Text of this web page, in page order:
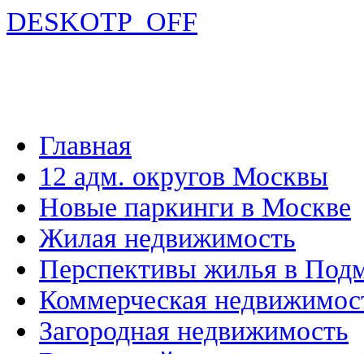
DESKOTP_OFF
Главная
12 адм. округов Москвы
Новые паркинги в Москве
Жилая недвижимость
Перспективы жилья в
Коммерческая
Загородная недвижимость